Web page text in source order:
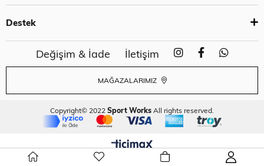
Destek
Değişim & İade İletişim
MAĞAZALARIMIZ
Copyright© 2022 Sport Works All rights reserved.